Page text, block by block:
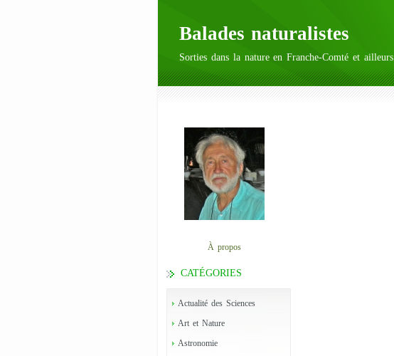
Balades naturalistes
Sorties dans la nature en Franche-Comté et ailleurs
À propos
CATÉGORIES
Actualité des Sciences
Art et Nature
Astronomie